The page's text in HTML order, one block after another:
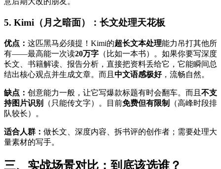
5. Kimi（月之暗面）：长文处理天花板
优点： 这匹黑马必须提！Kimi的超长文本处理能力吊打其他所
有——最高能一次读20万字 （比如一本书）。如果你要写深度
长文、书籍解读、报告分析，直接把资料丢给它，它能瞬间总
结出核心观点并生成文章。而且 中文语感极好，流畅自然。
缺点： 创意能力一般，让它写爆款标题有时会翻车。而且 不支
持图片识别
（只能传文字）。目前免费但有限制
（高峰时段排
队较长）。
适合人群： 做长文、深度内容、拆书评的创作者；需要处理大
量素材的写手。
三、实战场景对比：到底该选谁？